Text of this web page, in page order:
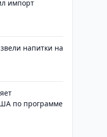
импорт
напитки на
по программе